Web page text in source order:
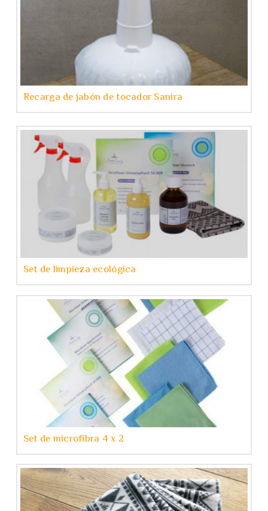
Recarga de jabón de tocador Sanira
Set de limpieza ecológica
Set de microfibra 4 x 2